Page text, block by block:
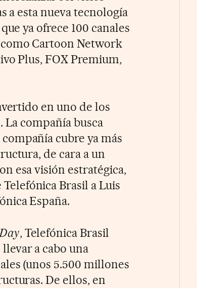
a esta nueva tecnología
ya ofrece 100 canales
Cartoon Network
Plus, FOX Premium,
en uno de los
compañía busca
cubre ya más
de cara a un
esa visión estratégica,
Brasil a Luis
España.
, Telefónica Brasil
a cabo una
(unos 5.500 millones
De ellos, en